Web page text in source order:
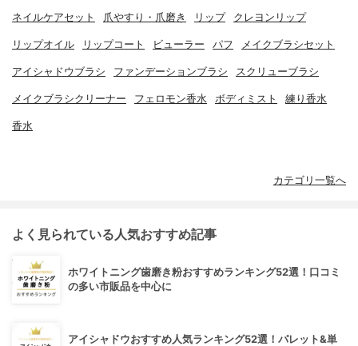
ネイルケアセット 爪やすり・爪磨き リップ クレヨンリップ
リップオイル リップコート ビューラー パフ メイクブラシセット
アイシャドウブラシ ファンデーションブラシ スクリューブラシ
メイクブラシクリーナー フェロモン香水 ボディミスト 練り香水
香水
カテゴリ一覧へ
よく見られている人気おすすめ記事
ホワイトニング歯磨き粉おすすめランキング52選！口コミ
の多い市販品を中心に
アイシャドウおすすめ人気ランキング52選！パレット&単